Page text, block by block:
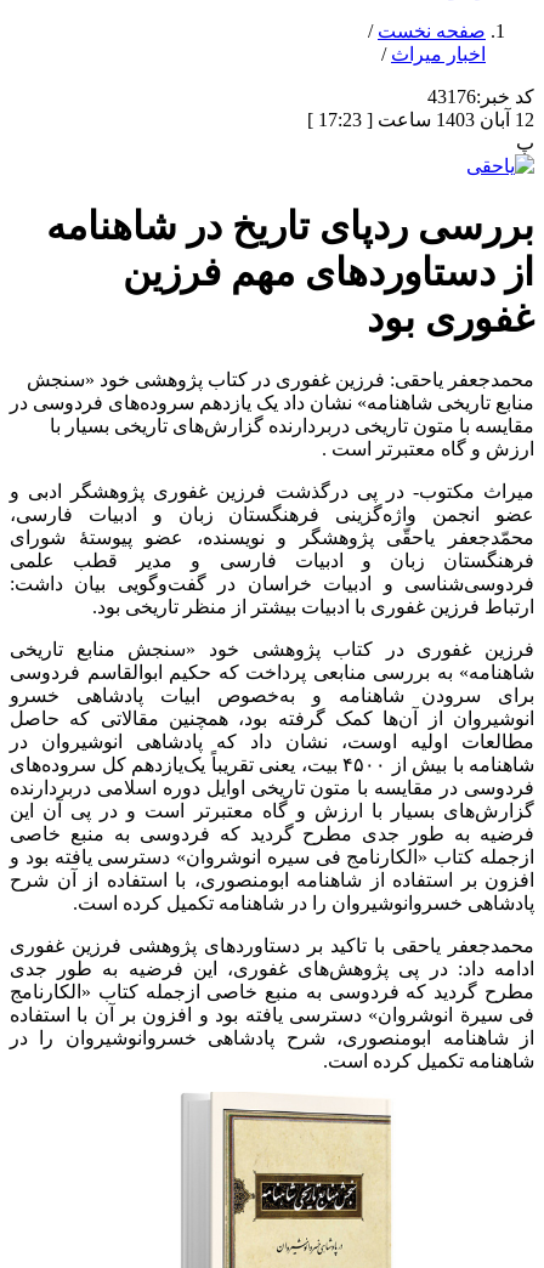
صفحه نخست /
اخبار میراث /
کد خبر:43176
12 آبان 1403 ساعت [ 17:23 ]
پ
بررسی ردپای تاریخ در شاهنامه
از دستاوردهای مهم فرزین
غفوری بود
محمدجعفر یاحقی: فرزین غفوری در کتاب پژوهشی خود «سنجش
منابع تاریخی شاهنامه» نشان داد یک یازدهم سروده‌های فردوسی در
مقایسه با متون تاریخی دربردارنده گزارش‌های تاریخی بسیار با
ارزش و گاه معتبرتر است .
میراث مکتوب- در پی درگذشت فرزین غفوری پژوهشگر ادبی و
عضو انجمن واژه‌گزینی فرهنگستان زبان و ادبیات فارسی،
محمّدجعفر یاحقّی پژوهشگر و نویسنده، عضو پیوستهٔ شورای
فرهنگستان زبان و ادبیات فارسی و مدیر قطب علمی
فردوسی‌شناسی و ادبیات خراسان در گفت‌وگویی بیان داشت:
ارتباط فرزین غفوری با ادبیات بیشتر از منظر تاریخی بود.
فرزین غفوری در کتاب پژوهشی خود «سنجش منابع تاریخی
شاهنامه» به بررسی منابعی پرداخت که حکیم ابوالقاسم فردوسی
برای سرودن شاهنامه و به‌خصوص ابیات پادشاهی خسرو
انوشیروان از آن‌ها کمک گرفته بود، همچنین مقالاتی که حاصل
مطالعات اولیه اوست، نشان داد که پادشاهی انوشیروان در
شاهنامه با بیش از ۴۵۰۰ بیت، یعنی تقریباً یک‌یازدهم کل سروده‌های
فردوسی در مقایسه با متون تاریخی اوایل دوره اسلامی دربردارنده
گزارش‌های بسیار با ارزش و گاه معتبرتر است و در پی آن این
فرضیه به طور جدی مطرح گردید که فردوسی به منبع خاصی
ازجمله کتاب «الکارنامج فی سیره انوشروان» دسترسی یافته بود و
افزون بر استفاده از شاهنامه ابومنصوری، با استفاده از آن شرح
پادشاهی خسروانوشیروان را در شاهنامه تکمیل کرده است.
محمدجعفر یاحقی با تاکید بر دستاوردهای پژوهشی فرزین غفوری
ادامه داد: در پی پژوهش‌های غفوری، این فرضیه به طور جدی
مطرح گردید که فردوسی به منبع خاصی ازجمله کتاب «الکارنامج
فی سیرة انوشروان» دسترسی یافته بود و افزون بر آن با استفاده
از شاهنامه ابومنصوری، شرح پادشاهی خسروانوشیروان را در
شاهنامه تکمیل کرده است.